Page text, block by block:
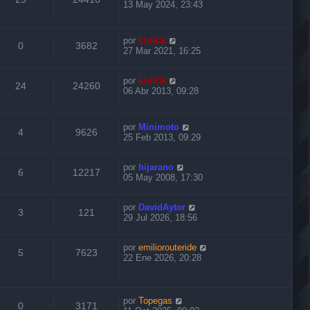
13 May 2024, 23:43
0 3682 por knACk
27 Mar 2021, 16:25
24 24260 por knACk
06 Abr 2013, 09:28
4 9626 por Minimoto
25 Feb 2013, 09:29
6 12217 por hijarano
05 May 2008, 17:30
3 121 por DavidAytor
29 Jul 2026, 18:56
5 7623 por emiliorouteride
22 Ene 2026, 20:28
0 3171 por Topegas